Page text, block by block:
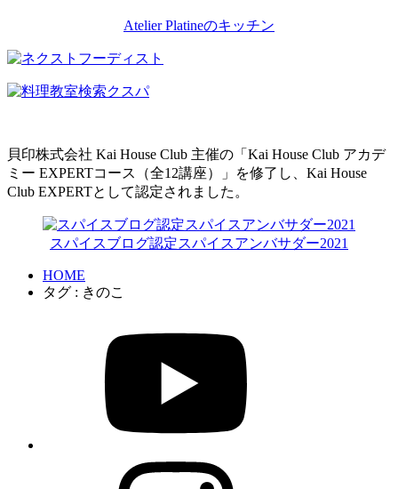
Atelier Platineのキッチン
貝印株式会社 Kai House Club 主催の「Kai House Club アカデ
ミー EXPERTコース（全12講座）」を修了し、Kai House
Club EXPERTとして認定されました。
スパイスブログ認定スパイスアンバサダー2021
HOME
タグ : きのこ